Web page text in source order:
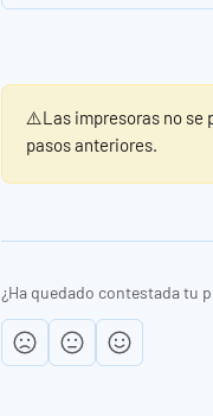
⚠️Las impresoras no se
pasos anteriores.
¿Ha quedado contestada tu